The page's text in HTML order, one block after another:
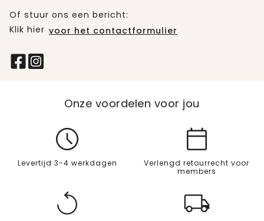
Of stuur ons een bericht:
Klik hier voor het contactformulier
Onze voordelen voor jou
Levertijd 3-4 werkdagen
Verlengd retourrecht voor
members